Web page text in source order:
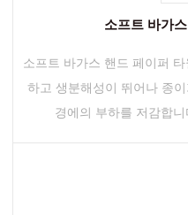
소프트 바가
소프트 바가스 핸드 페이퍼
하고 생분해성이 뛰어나 종
경에의 부하를 저감합니